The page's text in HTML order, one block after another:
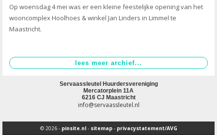
Op woensdag 4 mei was er een kleine feestelijke opening van het
wooncomplex Hoolhoes & winkel Jan Linders in Limmel te
Maastricht.
Servaassleutel Huurdersvereniging
Mercatorplein 11A
6216 CJ Maastricht
info@servaassleutel.nl
© 2026 - pinsite.nl- sitemap- privacystatement/AVG